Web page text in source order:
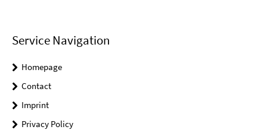
Service Navigation
Homepage
Contact
Imprint
Privacy Policy